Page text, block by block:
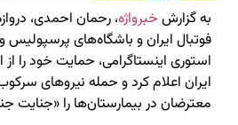
به گزارش خبرواژه، رحمان احمدی،
فوتبال ایران و باشگاه‌های پرسپولیس
استوری اینستاگرامی، حمایت خود را
ایران اعلام کرد و حمله نیروهای
معترضان در بیمارستان‌ها را «جنایت